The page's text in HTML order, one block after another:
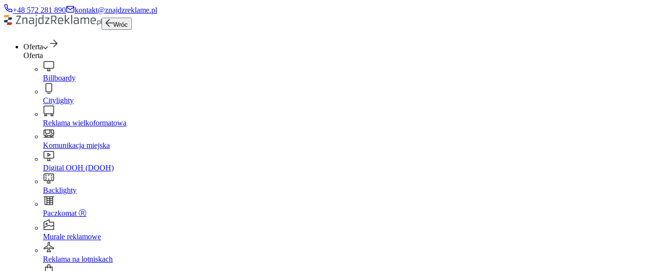
+48 572 281 890 kontakt@znajdzreklame.pl
Wróc
Oferta
Oferta
Billboardy
Citylighty
Reklama wielkoformatowa
Komunikacja miejska
Digital OOH (DOOH)
Backlighty
Paczkomat Ⓡ
Murale reklamowe
Reklama na lotniskach